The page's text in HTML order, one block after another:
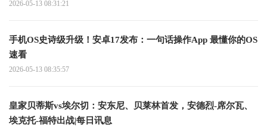
2026-05-13 08:31:21
手机OS史诗级升级！安卓17发布：一句话操作App 最懂你的OS
速看
2026-05-13 08:35:57
皇家贝蒂斯vs埃尔切：安东尼、贝莱林首发，安德烈-席尔瓦、
埃克托-福特出战|每日讯息